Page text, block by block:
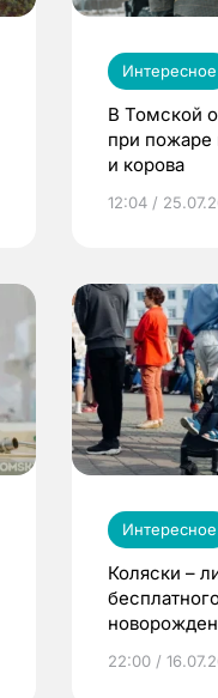
Интересное
В Томской
при пожаре
и корова
12:04 /
Интересное
Коляски –
22:00 /